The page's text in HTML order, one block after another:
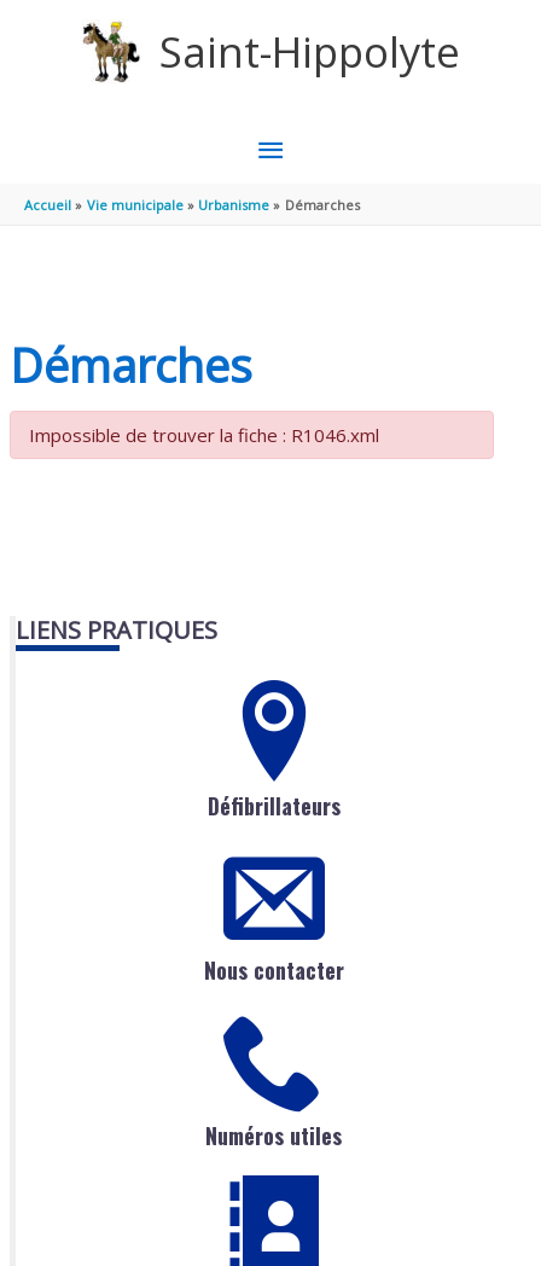
Saint-Hippolyte
MENU
PRINCIPAL
Accueil Vie municipale Urbanisme Démarches
Démarches
Impossible de trouver la fiche : R1046.xml
LIENS PRATIQUES
Défibrillateurs
Nous contacter
Numéros utiles